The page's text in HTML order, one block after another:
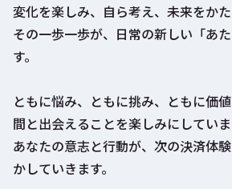
変化を楽しみ、自ら考え、未来をかた
その一歩一歩が、日常の新しい「あ
す。
ともに悩み、ともに挑み、ともに価
間と出会えることを楽しみにしていま
あなたの意志と行動が、次の決済体
かしていきます。